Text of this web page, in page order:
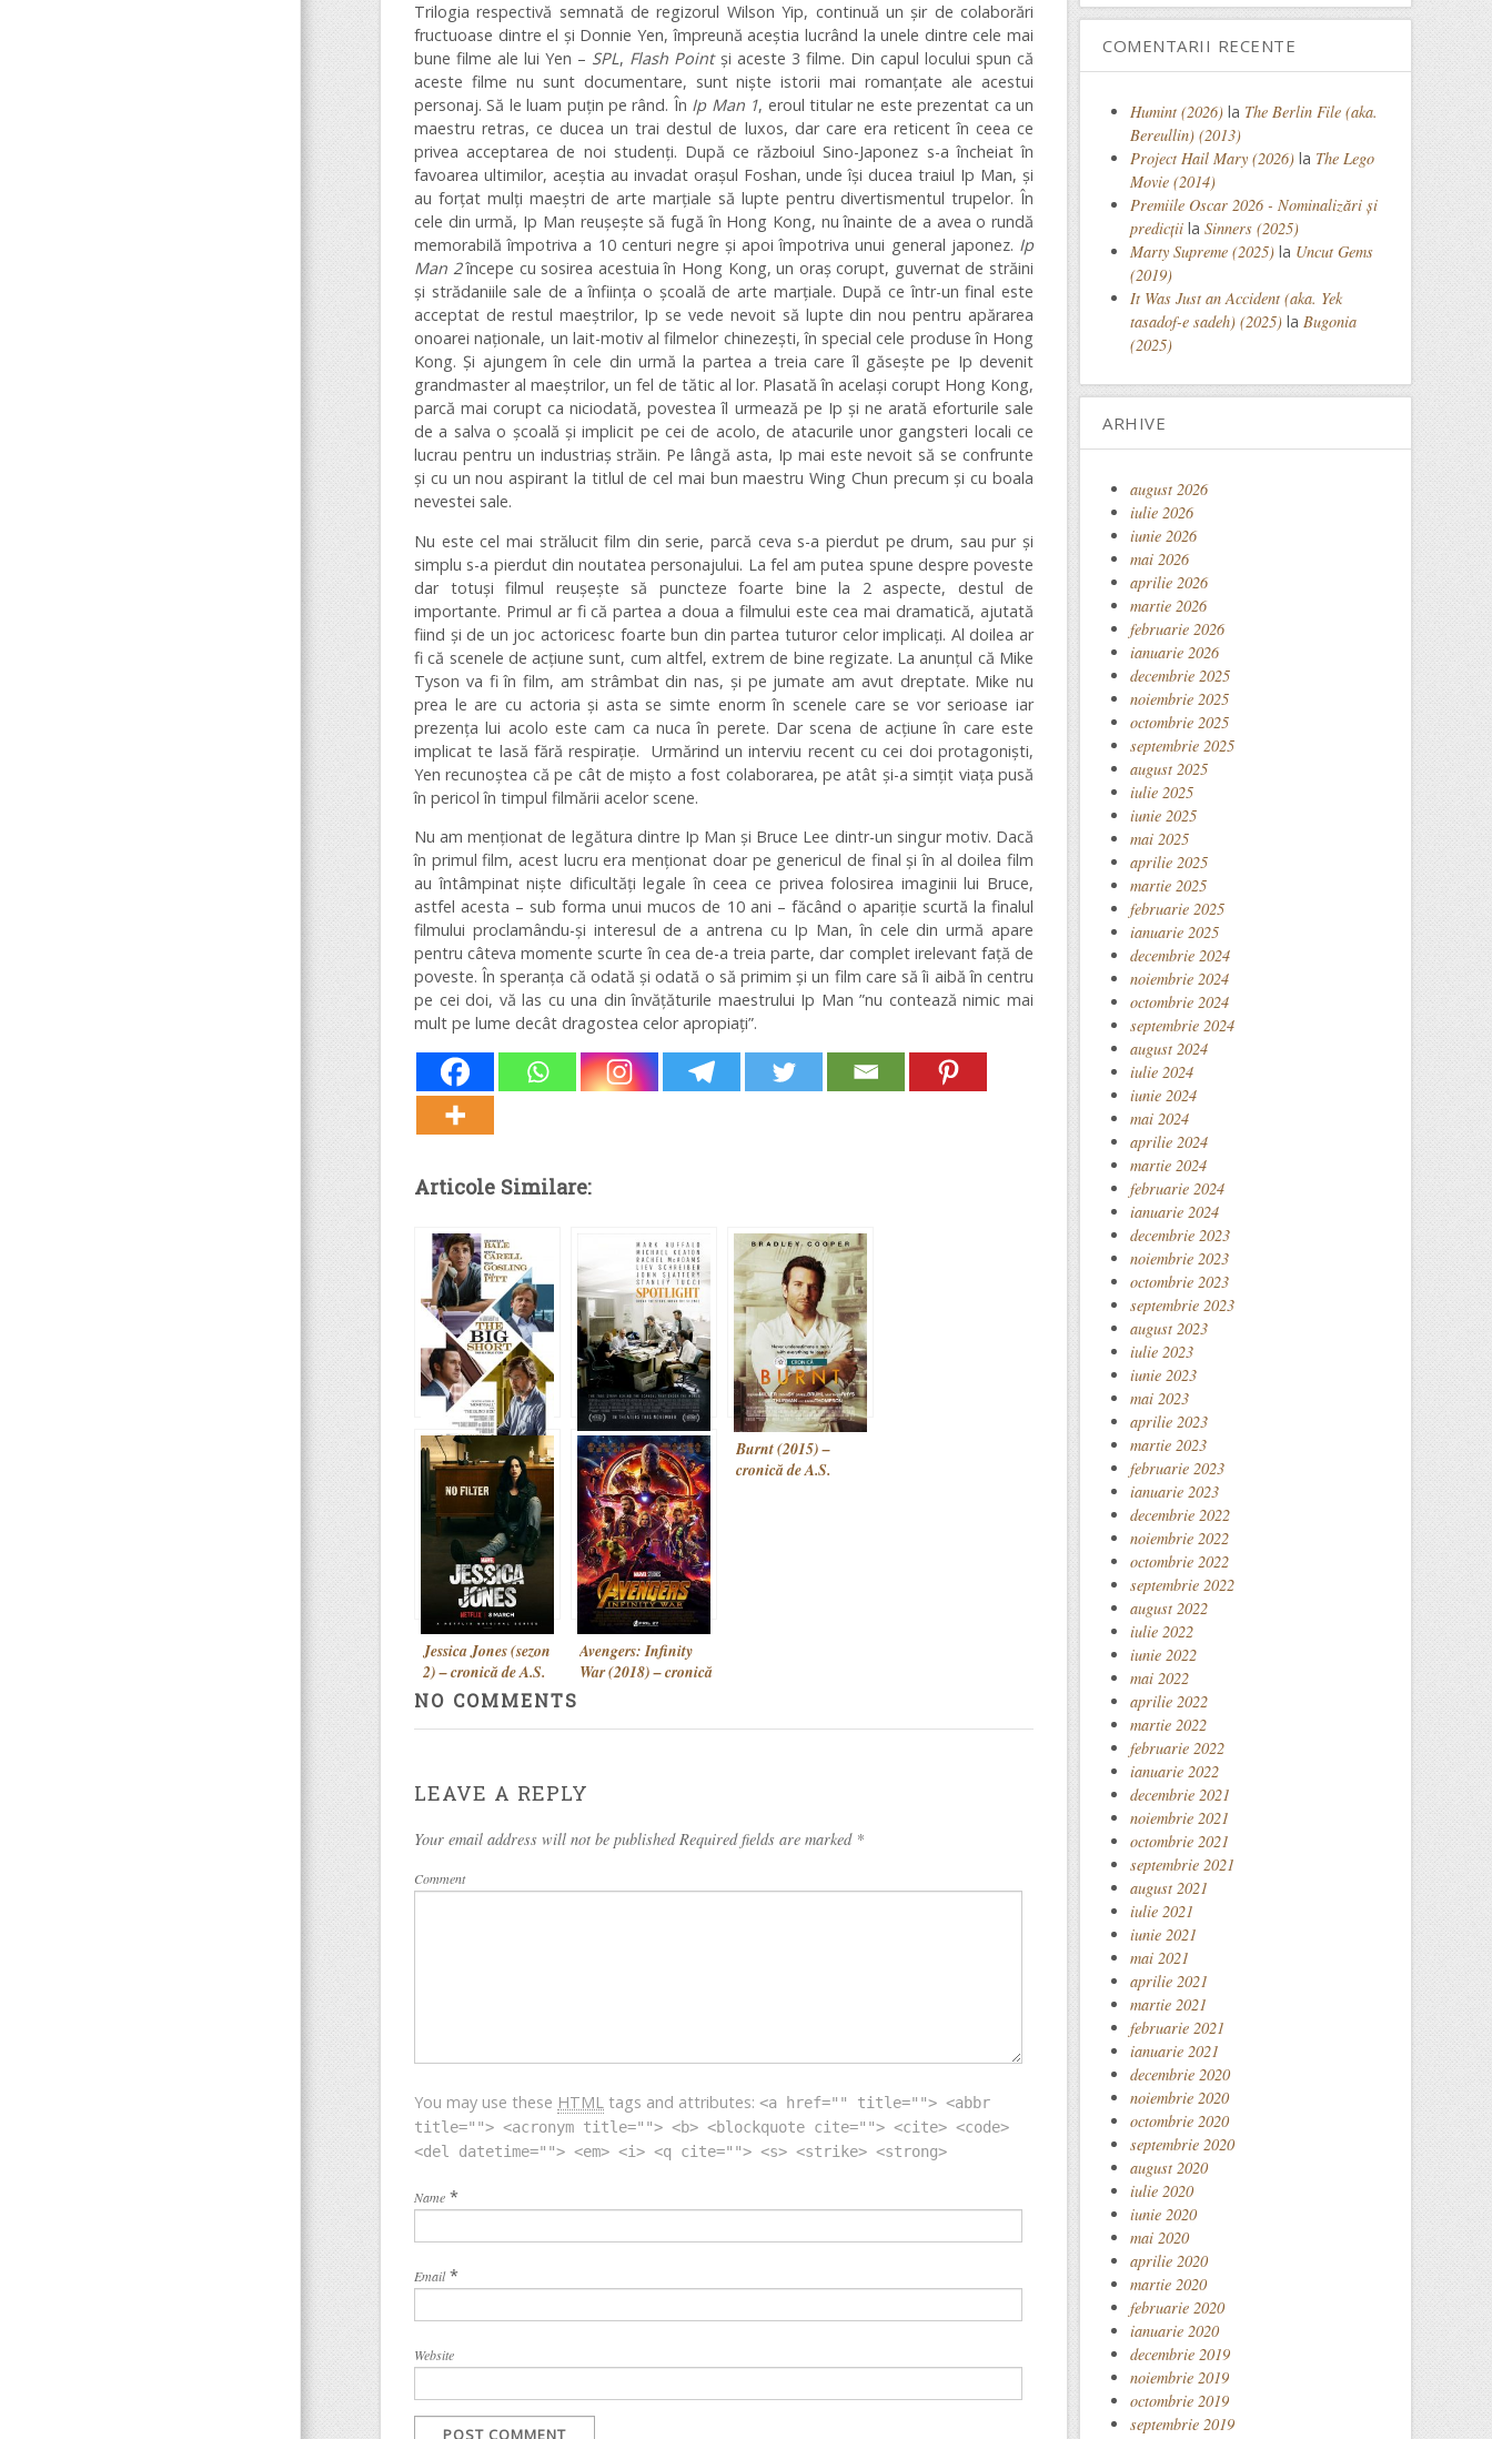
Trilogia respectivă semnată de regizorul Wilson Yip, continuă un șir de colaborări
fructuoase dintre el și Donnie Yen, împreună aceștia lucrând la unele dintre cele mai
bune filme ale lui Yen – SPL, Flash Pointși aceste 3 filme. Din capul locului spun că
aceste filme nu sunt documentare, sunt niște istorii mai romanțate ale acestui
personaj. Să le luam puțin pe rând. În Ip Man 1, eroul titular ne este prezentat ca un
maestru retras, ce ducea un trai destul de luxos, dar care era reticent în ceea ce
privea acceptarea de noi studenți. După ce războiul Sino-Japonez s-a încheiat în
favoarea ultimilor, aceștia au invadat orașul Foshan, unde își ducea traiul Ip Man, și
au forțat mulți maeștri de arte marțiale să lupte pentru divertismentul trupelor. În
cele din urmă, Ip Man reușește să fugă în Hong Kong, nu înainte de a avea o rundă
memorabilă împotriva a 10 centuri negre și apoi împotriva unui general japonez. Ip
Man 2începe cu sosirea acestuia în Hong Kong, un oraș corupt, guvernat de străini
și strădaniile sale de a înființa o școală de arte marțiale. După ce într-un final este
acceptat de restul maeștrilor, Ip se vede nevoit să lupte din nou pentru apărarea
onoarei naționale, un lait-motiv al filmelor chinezești, în special cele produse în Hong
Kong. Și ajungem în cele din urmă la partea a treia care îl găsește pe Ip devenit
grandmaster al maeștrilor, un fel de tătic al lor. Plasată în același corupt Hong Kong,
parcă mai corupt ca niciodată, povestea îl urmează pe Ip și ne arată eforturile sale
de a salva o școală și implicit pe cei de acolo, de atacurile unor gangsteri locali ce
lucrau pentru un industriaș străin. Pe lângă asta, Ip mai este nevoit să se confrunte
și cu un nou aspirant la titlul de cel mai bun maestru Wing Chun precum și cu boala
nevestei sale.
Nu este cel mai strălucit film din serie, parcă ceva s-a pierdut pe drum, sau pur și
simplu s-a pierdut din noutatea personajului. La fel am putea spune despre poveste
dar totuși filmul reușește să puncteze foarte bine la 2 aspecte, destul de
importante. Primul ar fi că partea a doua a filmului este cea mai dramatică, ajutată
fiind și de un joc actoricesc foarte bun din partea tuturor celor implicați. Al doilea ar
fi că scenele de acțiune sunt, cum altfel, extrem de bine regizate. La anunțul că Mike
Tyson va fi în film, am strâmbat din nas, și pe jumate am avut dreptate. Mike nu
prea le are cu actoria și asta se simte enorm în scenele care se vor serioase iar
prezența lui acolo este cam ca nuca în perete. Dar scena de acțiune în care este
implicat te lasă fără respirație. Urmărind un interviu recent cu cei doi protagoniști,
Yen recunoștea că pe cât de mișto a fost colaborarea, pe atât și-a simțit viața pusă
în pericol în timpul filmării acelor scene.
Nu am menționat de legătura dintre Ip Man și Bruce Lee dintr-un singur motiv. Dacă
în primul film, acest lucru era menționat doar pe genericul de final și în al doilea film
au întâmpinat niște dificultăți legale în ceea ce privea folosirea imaginii lui Bruce,
astfel acesta – sub forma unui mucos de 10 ani – făcând o apariție scurtă la finalul
filmului proclamându-și interesul de a antrena cu Ip Man, în cele din urmă apare
pentru câteva momente scurte în cea de-a treia parte, dar complet irelevant față de
poveste. În speranța că odată și odată o să primim și un film care să îi aibă în centru
pe cei doi, vă las cu una din învățăturile maestrului Ip Man ”nu contează nimic mai
mult pe lume decât dragostea celor apropiați”.
Articole Similare:
The Big Short
(2015) – cronică de
A.S.
Spotlight (2015) –
cronică de A.S.
Burnt (2015) –
cronică de A.S.
Jessica Jones (sezon
2) – cronică de A.S.
Avengers: Infinity
War (2018) – cronică
NO COMMENTS
LEAVE A REPLY
Your email address will not be published Required fields are marked *
Comment
You may use these HTML tags and attributes: <a href="" title=""> <abbr
title=""> <acronym title=""> <b> <blockquote cite=""> <cite> <code>
<del datetime=""> <em> <i> <q cite=""> <s> <strike> <strong>
Name *
Email *
Website
COMENTARII RECENTE
Humint (2026) la The Berlin File (aka.
Bereullin) (2013)
Project Hail Mary (2026) la The Lego
Movie (2014)
Premiile Oscar 2026 - Nominalizări și
predicții la Sinners (2025)
Marty Supreme (2025) la Uncut Gems
(2019)
It Was Just an Accident (aka. Yek
tasadof-e sadeh) (2025) la Bugonia
(2025)
ARHIVE
august 2026
iulie 2026
iunie 2026
mai 2026
aprilie 2026
martie 2026
februarie 2026
ianuarie 2026
decembrie 2025
noiembrie 2025
octombrie 2025
septembrie 2025
august 2025
iulie 2025
iunie 2025
mai 2025
aprilie 2025
martie 2025
februarie 2025
ianuarie 2025
decembrie 2024
noiembrie 2024
octombrie 2024
septembrie 2024
august 2024
iulie 2024
iunie 2024
mai 2024
aprilie 2024
martie 2024
februarie 2024
ianuarie 2024
decembrie 2023
noiembrie 2023
octombrie 2023
septembrie 2023
august 2023
iulie 2023
iunie 2023
mai 2023
aprilie 2023
martie 2023
februarie 2023
ianuarie 2023
decembrie 2022
noiembrie 2022
octombrie 2022
septembrie 2022
august 2022
iulie 2022
iunie 2022
mai 2022
aprilie 2022
martie 2022
februarie 2022
ianuarie 2022
decembrie 2021
noiembrie 2021
octombrie 2021
septembrie 2021
august 2021
iulie 2021
iunie 2021
mai 2021
aprilie 2021
martie 2021
februarie 2021
ianuarie 2021
decembrie 2020
noiembrie 2020
octombrie 2020
septembrie 2020
august 2020
iulie 2020
iunie 2020
mai 2020
aprilie 2020
martie 2020
februarie 2020
ianuarie 2020
decembrie 2019
noiembrie 2019
octombrie 2019
septembrie 2019